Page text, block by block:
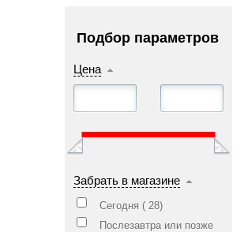
Подбор параметров
Цена
Забрать в магазине
Сегодня ( 28)
Послезавтра или позже